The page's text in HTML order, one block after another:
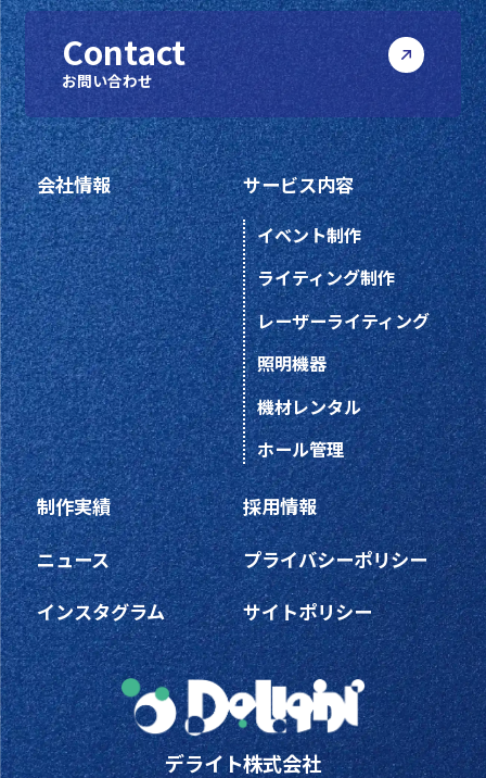
Contact
お問い合わせ
会社情報 サービス内容
イベント制作
ライティング制作
レーザーライティング
照明機器
機材レンタル
ホール管理
制作実績
ニュース
インスタグラム
採用情報
プライバシーポリシー
サイトポリシー
デライト株式会社